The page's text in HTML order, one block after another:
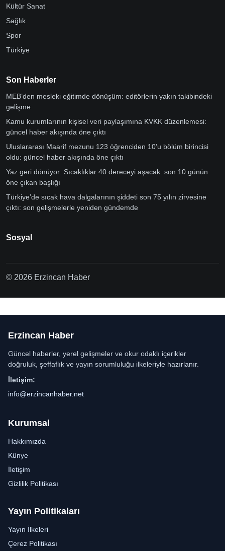
Kültür Sanat
Sağlık
Spor
Türkiye
Son Haberler
MEB’den mesleki eğitimde dönüşüm: editörlerin yakın takibindeki
gelişme
Kamu kurumlarının kişisel veri paylaşımına KVKK düzenlemesi:
güncel haber akışında öne çıktı
Uluslararası Maarif mezunu 123 öğrenciden 10’u bölüm birincisi
oldu: güncel haber akışında öne çıktı
Yaz geri dönüyor: Sıcaklıklar 40 dereceyi aşacak: son 10 günün
öne çıkan başlığı
Türkiye’de sıcak hava dalgalarının şiddeti son 75 yılın zirvesine
çıktı: son gelişmelerle yeniden gündemde
Sosyal
© 2026 Erzincan Haber
Erzincan Haber
Güncel haberler, yerel gelişmeler ve okur odaklı içerikler
doğruluk, şeffaflık ve yayın sorumluluğu ilkeleriyle hazırlanır.
İletişim:
info@erzincanhaber.net
Kurumsal
Hakkımızda
Künye
İletişim
Gizlilik Politikası
Yayın Politikaları
Yayın İlkeleri
Çerez Politikası